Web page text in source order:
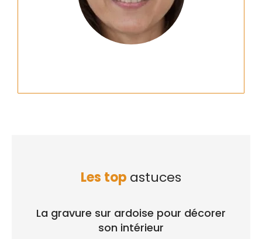
Les top astuces
La gravure sur ardoise pour décorer
son intérieur